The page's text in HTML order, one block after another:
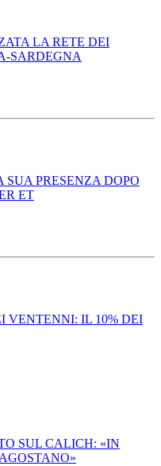
LA RETE DEI
SARDEGNA
PRESENZA DOPO
ET
VENTENNI: IL 10% DEI
SUL CALICH: «IN